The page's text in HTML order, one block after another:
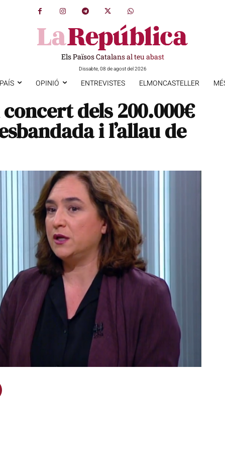
Els Països Catalans al teu abast
Dissabte, 08 de agost del 2026
PAÍS OPINIÓ ENTREVISTES ELMONCASTELLER
dels 200.000€
i l’allau de